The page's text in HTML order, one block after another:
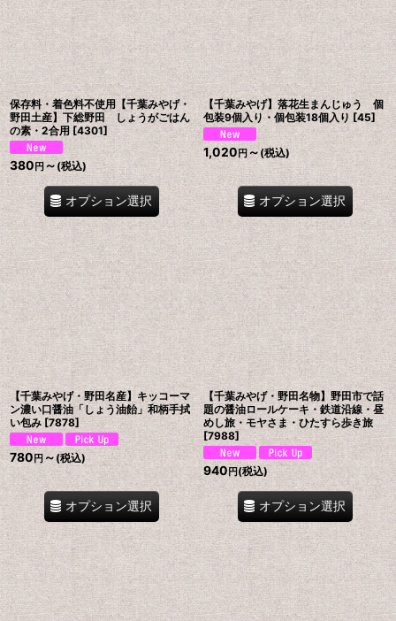
保存料・着色料不使用【千葉みやげ・
野田土産】下総野田 しょうがごはん
の素・2合用 [4301]
380 円 ～ (税込)
オプション選択
【千葉みやげ】落花生まんじゅう 個
包装9個入り・個包装18個入り [45]
1,020 円～ (税込)
オプション選択
【千葉みやげ・野田名産】キッコーマ
ン濃い口醤油「しょう油飴」和柄手拭
い包み [7878]
780円 ～(税込)
オプション選択
【千葉みやげ・野田名物】野田市で話
題の醤油ロールケーキ・鉄道沿線・昼
めし旅・モヤさま・ひたすら歩き旅
[7988]
940円 (税込)
オプション選択